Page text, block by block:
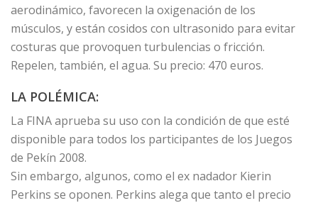
aerodinámico, favorecen la oxigenación de los
músculos, y están cosidos con ultrasonido para evitar
costuras que provoquen turbulencias o fricción.
Repelen, también, el agua. Su precio: 470 euros.
LA POLÉMICA:
La FINA aprueba su uso con la condición de que esté
disponible para todos los participantes de los Juegos
de Pekín 2008.
Sin embargo, algunos, como el ex nadador Kierin
Perkins se oponen. Perkins alega que tanto el precio